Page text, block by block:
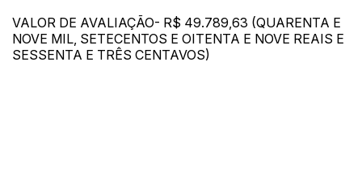
VALOR DE AVALIAÇÃO- R$ 49.789,63 (QUARENTA E
NOVE MIL, SETECENTOS E OITENTA E NOVE REAIS E
SESSENTA E TRÊS CENTAVOS)